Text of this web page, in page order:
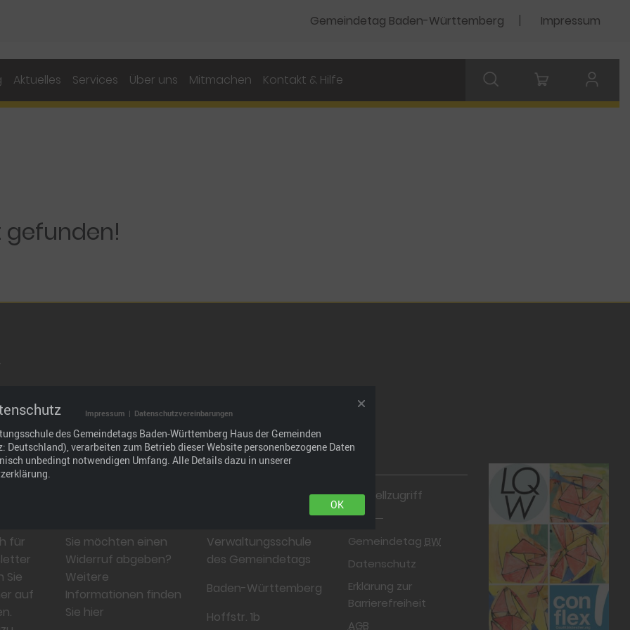
Gemeindetag Baden-Württemberg Impressum
Aktuelles Services Über uns Mitmachen Kontakt & Hilfe
Bildungsangebot, das wir durch den
und Partnern weiterentwickeln: im Interesse der
und wirtschaftlich.
für
Sie
auf
Sie möchten einen
Widerruf abgeben?
Weitere
Informationen finden
Sie hier
Verwaltungsschule
des Gemeindetags
Baden-Württemberg
Hoffstr. 1b
Schnellzugriff
Gemeindetag BW
Datenschutz
Erklärung zur
Barrierefreiheit
AGB
Impressum | Datenschutzvereinbarungen
des Gemeindetags Baden-Württemberg Haus der Gemeinden
Deutschland), verarbeiten zum Betrieb dieser Website personenbezogene Daten
unbedingt notwendigen Umfang. Alle Details dazu in unserer
OK